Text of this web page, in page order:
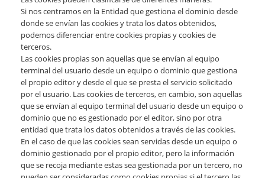
Si nos centramos en la Entidad que gestiona el dominio desde
donde se envían las cookies y trata los datos obtenidos,
podemos diferenciar entre cookies propias y cookies de
terceros.
Las cookies propias son aquellas que se envían al equipo
terminal del usuario desde un equipo o dominio que gestiona
el propio editor y desde el que se presta el servicio solicitado
por el usuario. Las cookies de terceros, en cambio, son aquellas
que se envían al equipo terminal del usuario desde un equipo o
dominio que no es gestionado por el editor, sino por otra
entidad que trata los datos obtenidos a través de las cookies.
En el caso de que las cookies sean servidas desde un equipo o
dominio gestionado por el propio editor, pero la información
que se recoja mediante estas sea gestionada por un tercero, no